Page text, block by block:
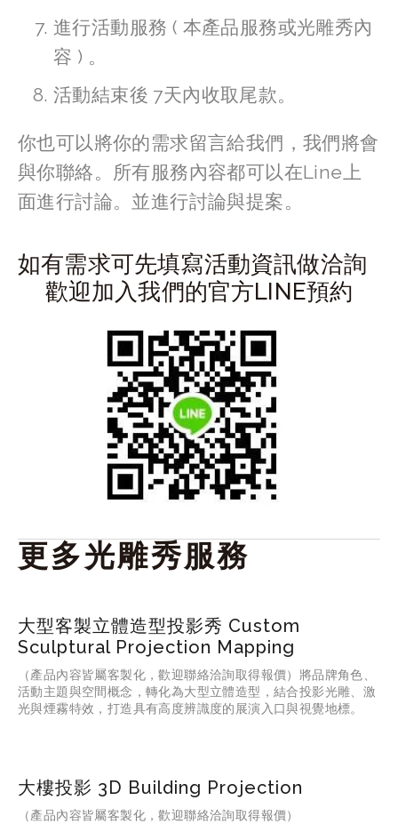
進行活動服務 ( 本產品服務或光雕秀內
容 ) 。
活動結束後 7天內收取尾款。
你也可以將你的需求留言給我們，我們將會
與你聯絡。所有服務內容都可以在Line上
面進行討論。並進行討論與提案。
如有需求可先填寫活動資訊做洽詢
歡迎加入我們的官方LINE預約
更多光雕秀服務
大型客製立體造型投影秀 Custom
Sculptural Projection Mapping
（產品內容皆屬客製化，歡迎聯絡洽詢取得報價） 將品牌角色、
活動主題與空間概念，轉化為大型立體造型，結合投影光雕、激
光與煙霧特效，打造具有高度辨識度的展演入口與視覺地標。
大樓投影 3D Building Projection
（產品內容皆屬客製化，歡迎聯絡洽詢取得報價）